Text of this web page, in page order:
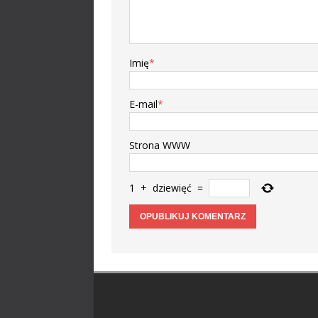
Imię*
E-mail*
Strona WWW
1 + dziewięć =